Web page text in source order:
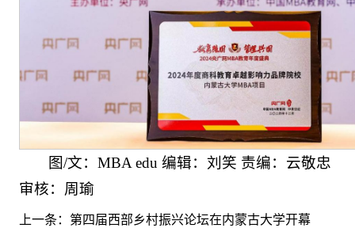
图/文：MBA edu 编辑：刘笑 责编：云敬忠
审核：周瑜
上一条： 第四届西部乡村振兴论坛在内蒙古大学开幕